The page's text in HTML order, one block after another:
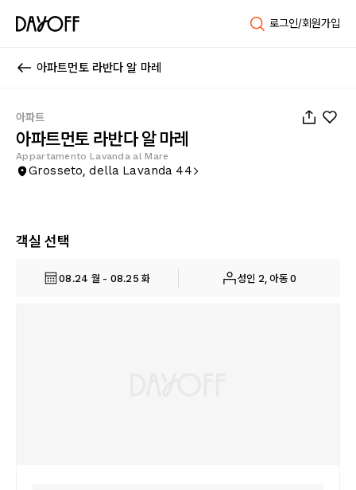
로그인/회원가입
아파트먼토 라반다 알 마레
아파트
아파트먼토 라반다 알 마레
Appartamento Lavanda al Mare
Grosseto, della Lavanda 44
객실 선택
08.24 월 - 08.25 화 성인 2, 아동 0